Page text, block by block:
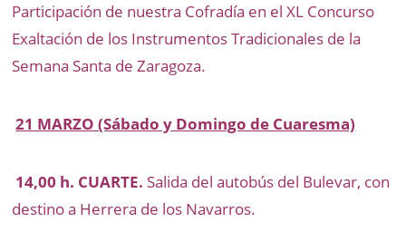
Participación de nuestra Cofradía en el XL Concurso
Exaltación de los Instrumentos Tradicionales de la
Semana Santa de Zaragoza.
21 MARZO (Sábado y Domingo de Cuaresma)
14,00 h. CUARTE. Salida del autobús del Bulevar, con
destino a Herrera de los Navarros.